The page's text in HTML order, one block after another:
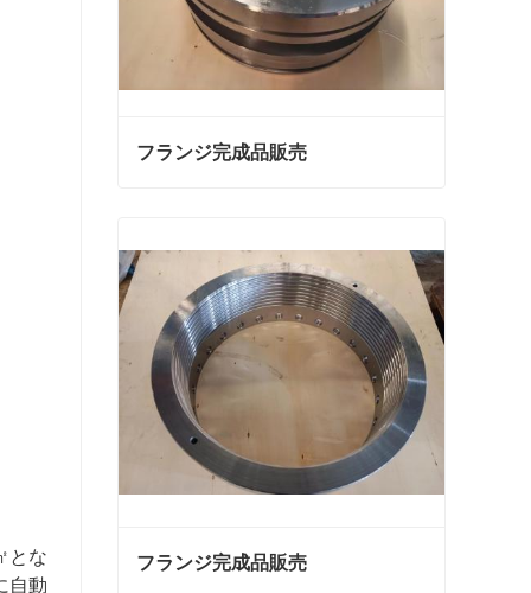
とな
自動
フランジ完成品販売
今連絡
フランジ完成品販売